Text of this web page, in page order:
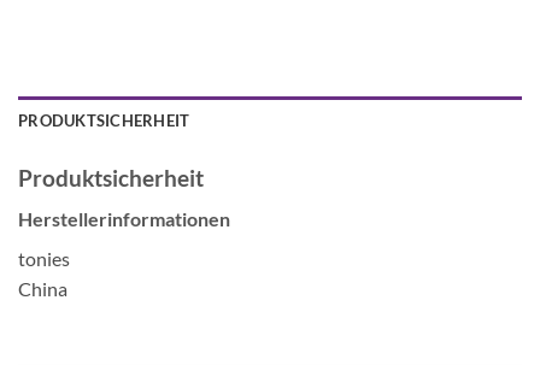
PRODUKTSICHERHEIT
Produktsicherheit
Herstellerinformationen
tonies
China